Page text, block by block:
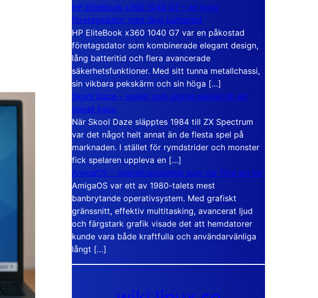
HP EliteBook x360 1040 G7 – en lyxig
företagsdator med lång batteritid
HP EliteBook x360 1040 G7 var en påkostad
företagsdator som kombinerade elegant design,
lång batteritid och flera avancerade
säkerhetsfunktioner. Med sitt tunna metallchassi,
sin vikbara pekskärm och sin höga […]
Skool Daze – spelet som gjorde skolan till ett
öppet kaos
När Skool Daze släpptes 1984 till ZX Spectrum
var det något helt annat än de flesta spel på
marknaden. I stället för rymdstrider och monster
fick spelaren uppleva en […]
AmigaOS – operativsystemet som var före sin tid
AmigaOS var ett av 1980-talets mest
banbrytande operativsystem. Med grafiskt
gränssnitt, effektiv multitasking, avancerat ljud
och färgstark grafik visade det att hemdatorer
kunde vara både kraftfulla och användarvänliga
långt […]